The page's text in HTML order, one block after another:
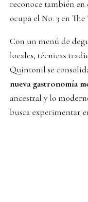
reconoce también
ocupa el No. 3 en The
Con un menú de
locales, técnicas
Quintonil se
nueva gastronomía
ancestral y lo
busca experimentar